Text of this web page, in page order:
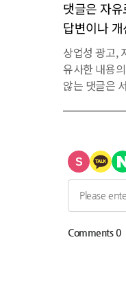
댓글은 자
답변이나
상업성 광고,
유사한 내용
않는 댓글은